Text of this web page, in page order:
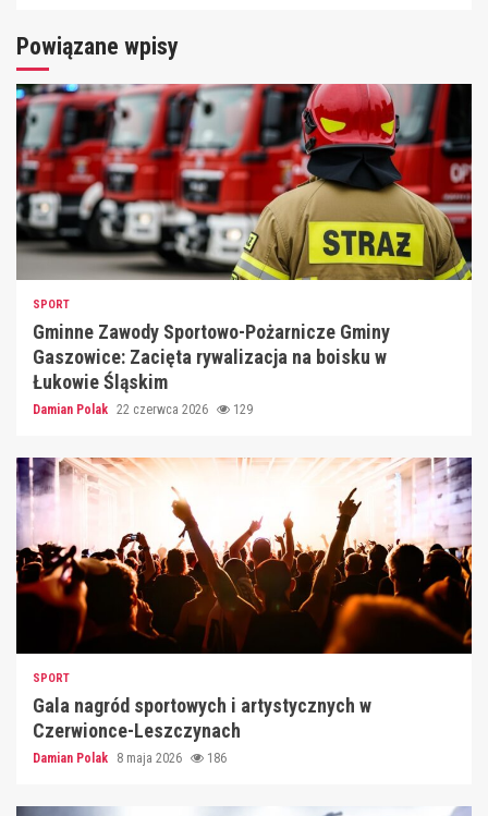
Powiązane wpisy
SPORT
Gminne Zawody Sportowo-Pożarnicze Gminy
Gaszowice: Zacięta rywalizacja na boisku w
Łukowie Śląskim
Damian Polak 22 czerwca 2026 129
SPORT
Gala nagród sportowych i artystycznych w
Czerwionce-Leszczynach
Damian Polak 8 maja 2026 186